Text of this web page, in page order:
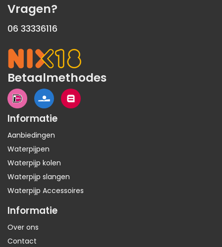
Vragen?
06 33336116
Betaalmethodes
Informatie
Aanbiedingen
Waterpijpen
Waterpijp kolen
Waterpijp slangen
Waterpijp Accessoires
Informatie
Over ons
Contact